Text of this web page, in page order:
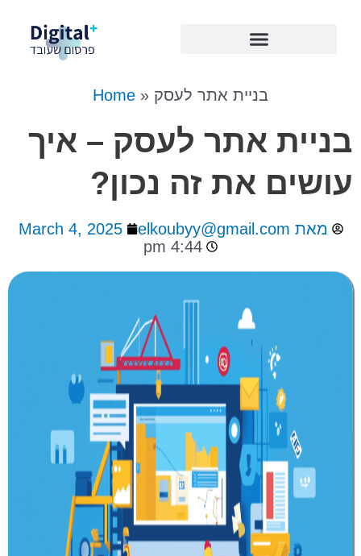
content
Home » בניית אתר לעסק
בניית אתר לעסק – איך
עושים את זה נכון?
מאת
March 4, 2025
4:44 pm